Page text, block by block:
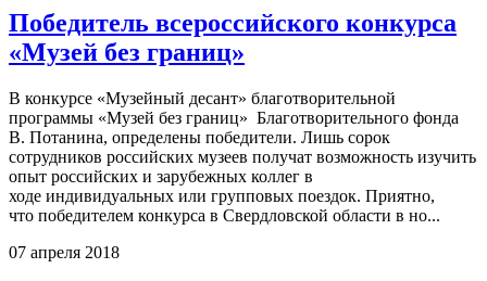
Победитель всероссийского конкурса
«Музей без границ»
В конкурсе «Музейный десант» благотворительной
программы «Музей без границ» Благотворительного фонда
В. Потанина, определены победители. Лишь сорок
сотрудников российских музеев получат возможность изучить
опыт российских и зарубежных коллег в
ходе индивидуальных или групповых поездок. Приятно,
что победителем конкурса в Свердловской области в но...
07 апреля 2018